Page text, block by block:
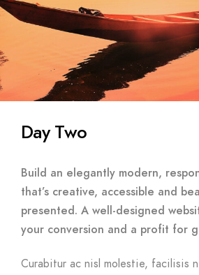
Day Two
Build an elegantly modern,
that’s creative, accessible and
presented. A well-designed
your conversion and a profit for
Curabitur ac nisl molestie, facilisis